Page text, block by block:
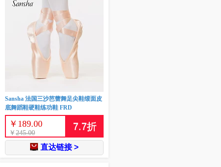
Sansha 法国三沙芭蕾舞足尖鞋缎面皮
底舞蹈鞋硬鞋练功鞋 FRD
￥ 189.00
￥ 245.00
7.7折
直达链接 >